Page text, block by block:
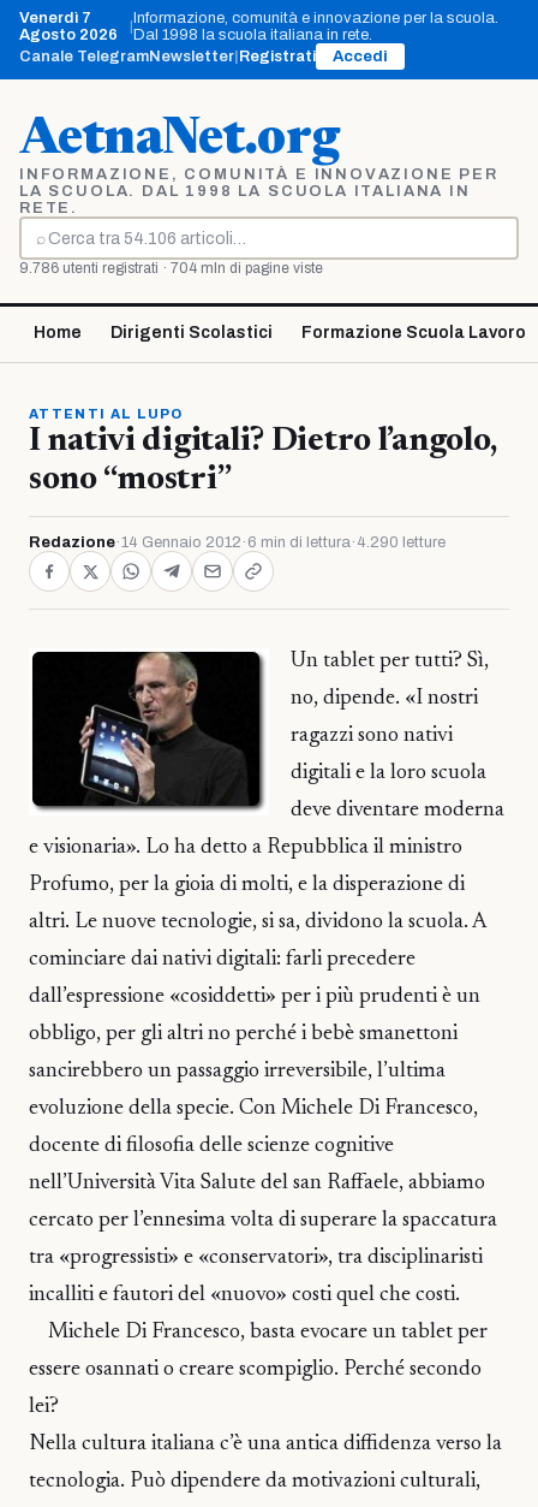
Vai
contenuto
Venerdì 7
Agosto 2026
Informazione, comunità e innovazione per la scuola.
Dal 1998 la scuola italiana in rete.
Canale TelegramNewsletter Registrati Accedi
AetnaNet.org
INFORMAZIONE, COMUNITÀ E INNOVAZIONE PER
LA SCUOLA. DAL 1998 LA SCUOLA ITALIANA IN
RETE.
⌕
Cerca
9.786 utenti registrati · 704 mln di pagine viste
Home Dirigenti Scolastici Formazione Scuola Lavoro
ATTENTI AL LUPO
I nativi digitali? Dietro l’angolo,
sono “mostri”
Redazione·14 Gennaio 2012 · 6 min di lettura· 4.290 letture
Un tablet per tutti? Sì,
no, dipende. «I nostri
ragazzi sono nativi
digitali e la loro scuola
deve diventare moderna
e visionaria». Lo ha detto a Repubblica il ministro
Profumo, per la gioia di molti, e la disperazione di
altri. Le nuove tecnologie, si sa, dividono la scuola. A
cominciare dai nativi digitali: farli precedere
dall’espressione «cosiddetti» per i più prudenti è un
obbligo, per gli altri no perché i bebè smanettoni
sancirebbero un passaggio irreversibile, l’ultima
evoluzione della specie. Con Michele Di Francesco,
docente di filosofia delle scienze cognitive
nell’Università Vita Salute del san Raffaele, abbiamo
cercato per l’ennesima volta di superare la spaccatura
tra «progressisti» e «conservatori», tra disciplinaristi
incalliti e fautori del «nuovo» costi quel che costi.
Michele Di Francesco, basta evocare un tablet per
essere osannati o creare scompiglio. Perché secondo
lei?
Nella cultura italiana c’è una antica diffidenza verso la
tecnologia. Può dipendere da motivazioni culturali,